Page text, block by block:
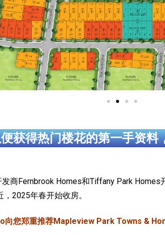
获得热门楼花的第一手资料
商Fernbrook Homes和Tiffany Park
2025年春开始收房。
您郑重推荐Mapleview Park Towns &